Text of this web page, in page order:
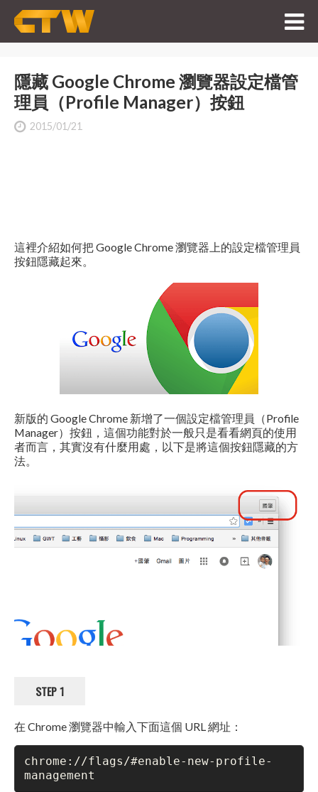
隱藏 Google Chrome 瀏覽器設定檔管
理員（Profile Manager）按鈕
2015/01/21
這裡介紹如何把 Google Chrome 瀏覽器上的設定檔管理員
按鈕隱藏起來。
新版的 Google Chrome 新增了一個設定檔管理員（Profile
Manager）按鈕，這個功能對於一般只是看看網頁的使用
者而言，其實沒有什麼用處，以下是將這個按鈕隱藏的方
法。
STEP 1
在 Chrome 瀏覽器中輸入下面這個 URL 網址：
chrome://flags/#enable-new-profile-
management